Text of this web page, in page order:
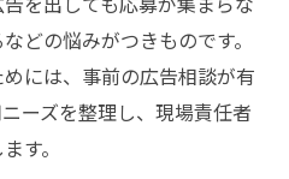
不安が生じた場合の相談
用の疑問を解消する方法
安に強い窓口の見極め
どの悩みがつきものです。
には、事前の広告相談が有
ーズを整理し、現場責任者
す。